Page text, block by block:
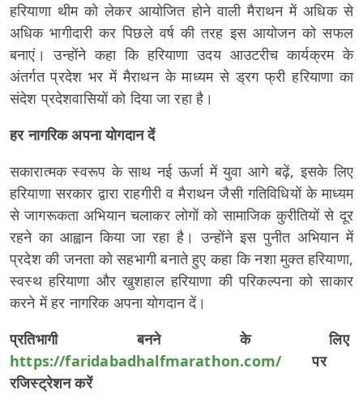
हरियाणा थीम को लेकर आयोजित होने वाली मैराथन में अधिक से
अधिक भागीदारी कर पिछले वर्ष की तरह इस आयोजन को सफल
बनाएं। उन्होंने कहा कि हरियाणा उदय आउटरीच कार्यक्रम के
अंतर्गत प्रदेश भर में मैराथन के माध्यम से ड्रग फ्री हरियाणा का
संदेश प्रदेशवासियों को दिया जा रहा है।
हर नागरिक अपना योगदान दें
सकारात्मक स्वरूप के साथ नई ऊर्जा में युवा आगे बढ़ें, इसके लिए
हरियाणा सरकार द्वारा राहगीरी व मैराथन जैसी गतिविधियों के माध्यम
से जागरूकता अभियान चलाकर लोगों को सामाजिक कुरीतियों से दूर
रहने का आह्वान किया जा रहा है। उन्होंने इस पुनीत अभियान में
प्रदेश की जनता को सहभागी बनाते हुए कहा कि नशा मुक्त हरियाणा,
स्वस्थ हरियाणा और खुशहाल हरियाणा की परिकल्पना को साकार
करने में हर नागरिक अपना योगदान दें।
प्रतिभागी बनने के लिए
https://faridabadhalfmarathon.com/पर
रजिस्ट्रेशन करें